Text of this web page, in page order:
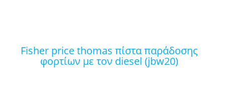
fisher price thomas πίστα παράδοσης
φορτίων με τον diesel (jbw20)